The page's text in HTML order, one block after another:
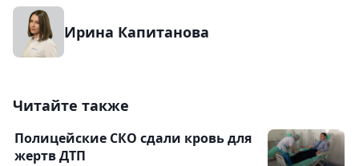
Ирина Капитанова
Читайте также
Полицейские СКО сдали кровь для
жертв ДТП